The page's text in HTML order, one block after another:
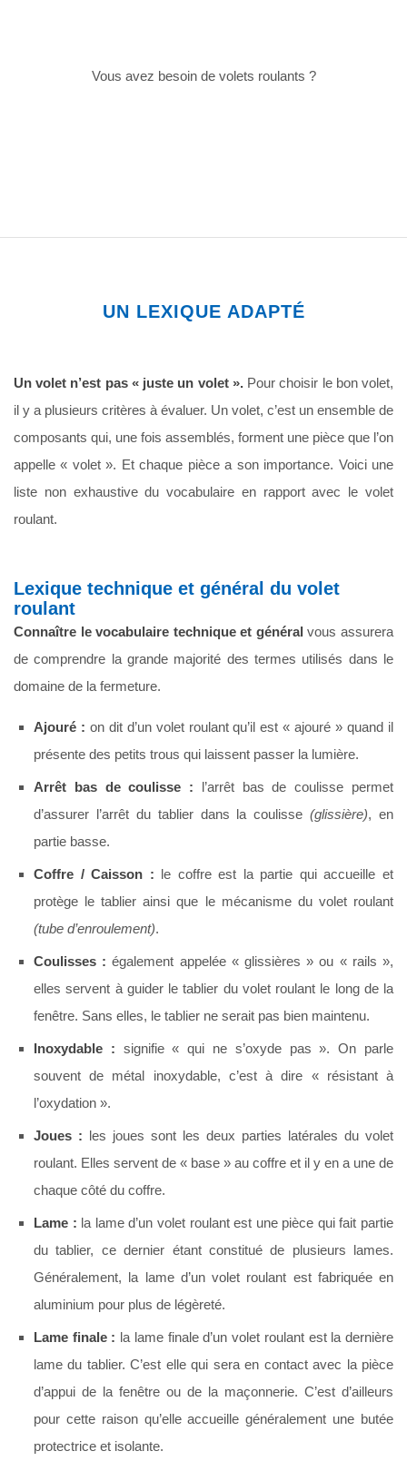
Vous avez besoin de volets roulants ?
UN LEXIQUE ADAPTÉ
Un volet n’est pas « juste un volet ».Pour choisir le bon volet,
il y a plusieurs critères à évaluer. Un volet, c’est un ensemble de
composants qui, une fois assemblés, forment une pièce que l’on
appelle « volet ». Et chaque pièce a son importance. Voici une
liste non exhaustive du vocabulaire en rapport avec le volet
roulant.
Lexique technique et général du volet
roulant
Connaître le vocabulaire technique et général vous assurera
de comprendre la grande majorité des termes utilisés dans le
domaine de la fermeture.
Ajouré : on dit d’un volet roulant qu’il est « ajouré » quand il
présente des petits trous qui laissent passer la lumière.
Arrêt bas de coulisse : l’arrêt bas de coulisse permet
d’assurer l’arrêt du tablier dans la coulisse(glissière), en
partie basse.
Coffre / Caisson : le coffre est la partie qui accueille et
protège le tablier ainsi que le mécanisme du volet roulant
(tube d’enroulement).
Coulisses : également appelée « glissières » ou « rails »,
elles servent à guider le tablier du volet roulant le long de la
fenêtre. Sans elles, le tablier ne serait pas bien maintenu.
Inoxydable : signifie « qui ne s’oxyde pas ». On parle
souvent de métal inoxydable, c’est à dire « résistant à
l’oxydation ».
Joues : les joues sont les deux parties latérales du volet
roulant. Elles servent de « base » au coffre et il y en a une de
chaque côté du coffre.
Lame : la lame d’un volet roulant est une pièce qui fait partie
du tablier, ce dernier étant constitué de plusieurs lames.
Généralement, la lame d’un volet roulant est fabriquée en
aluminium pour plus de légèreté.
Lame finale : la lame finale d’un volet roulant est la dernière
lame du tablier. C’est elle qui sera en contact avec la pièce
d’appui de la fenêtre ou de la maçonnerie. C’est d’ailleurs
pour cette raison qu’elle accueille généralement une butée
protectrice et isolante.